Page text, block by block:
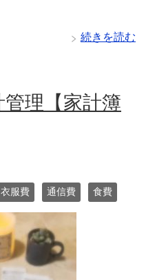
続きを読む
理【家計簿
衣服費 通信費 食費